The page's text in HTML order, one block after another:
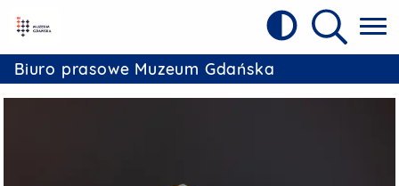
Referat Prasowy Urzędu Miejskiego w
Kontrast
Biuro prasowe Muzeum Gdańska